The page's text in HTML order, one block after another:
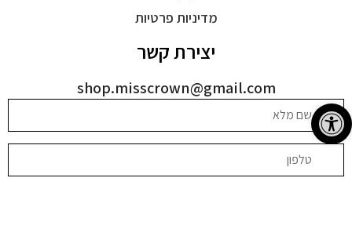
מדיניות פרטיות
יצירת קשר
shop.misscrown@gmail.com
פתח סרגל נגישות